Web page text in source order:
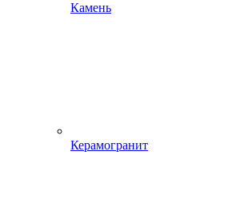
Камень
Керамогранит